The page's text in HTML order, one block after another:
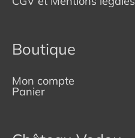
Boutique
Mon compte
Panier